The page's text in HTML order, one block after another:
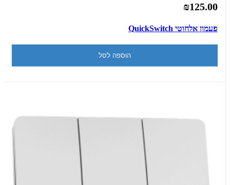
₪125.00
פעמון אלחוטי QuickSwitch
הוספה לסל